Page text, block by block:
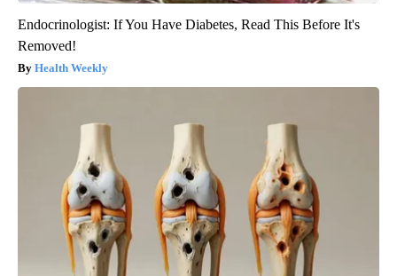
Endocrinologist: If You Have Diabetes, Read This Before It's
Removed!
Health Weekly